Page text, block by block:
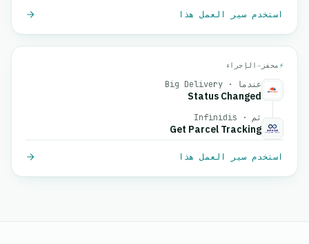
استخدم سير العمل هذا
⚡ محفز →الإجراء
عندما · Big Delivery
Status Changed
ثم · Infinidis
Get Parcel Tracking
استخدم سير العمل هذا